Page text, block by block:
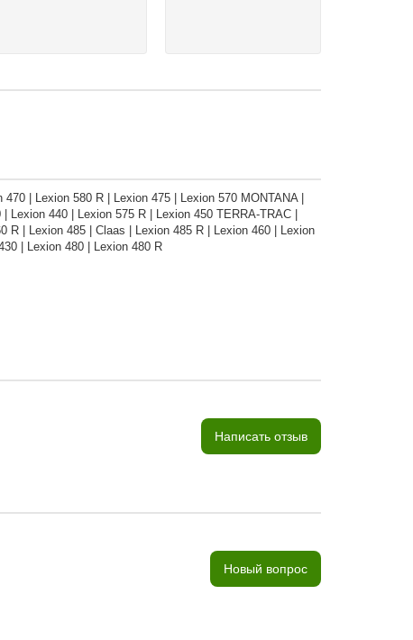
| Lexion 580 R | Lexion 475 | Lexion 570 MONTANA |
440 | Lexion 575 R | Lexion 450 TERRA-TRAC |
R | Lexion 485 | Claas | Lexion 485 R | Lexion 460 | Lexion
| Lexion 480 | Lexion 480 R
Написать отзыв
Новый вопрос